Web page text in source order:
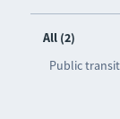
All (2)
Public